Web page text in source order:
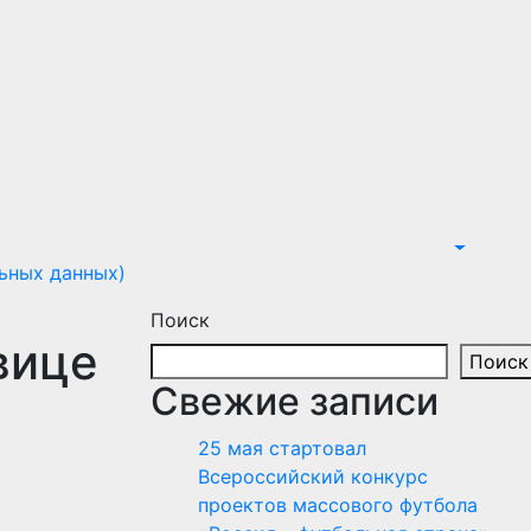
данных)
Поиск
Поиск
Свежие записи
25 мая стартовал
Всероссийский конкурс
проектов массового футбола